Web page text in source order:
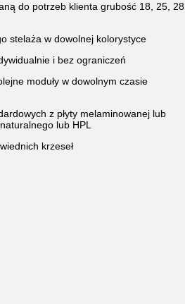
do potrzeb klienta grubość 18, 25, 28
stelaża w dowolnej kolorystyce
i bez ograniczeń
moduły w dowolnym czasie
z płyty melaminowanej lub
lub HPL
krzeseł